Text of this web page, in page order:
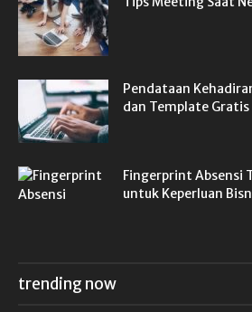
Pendataan
dan Template Gratis
Fingerprint Absensi
untuk Keperluan
trending now